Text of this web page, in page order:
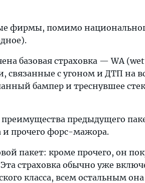
фирмы, помимо
базовая страховка — WA
связанные с угоном и ДТП на
бампер и треснувшее
преимущества предыдущего
и прочего форс-мажора.
пакет: кроме прочего, он
страховка обычно уже
класса, всем остальным